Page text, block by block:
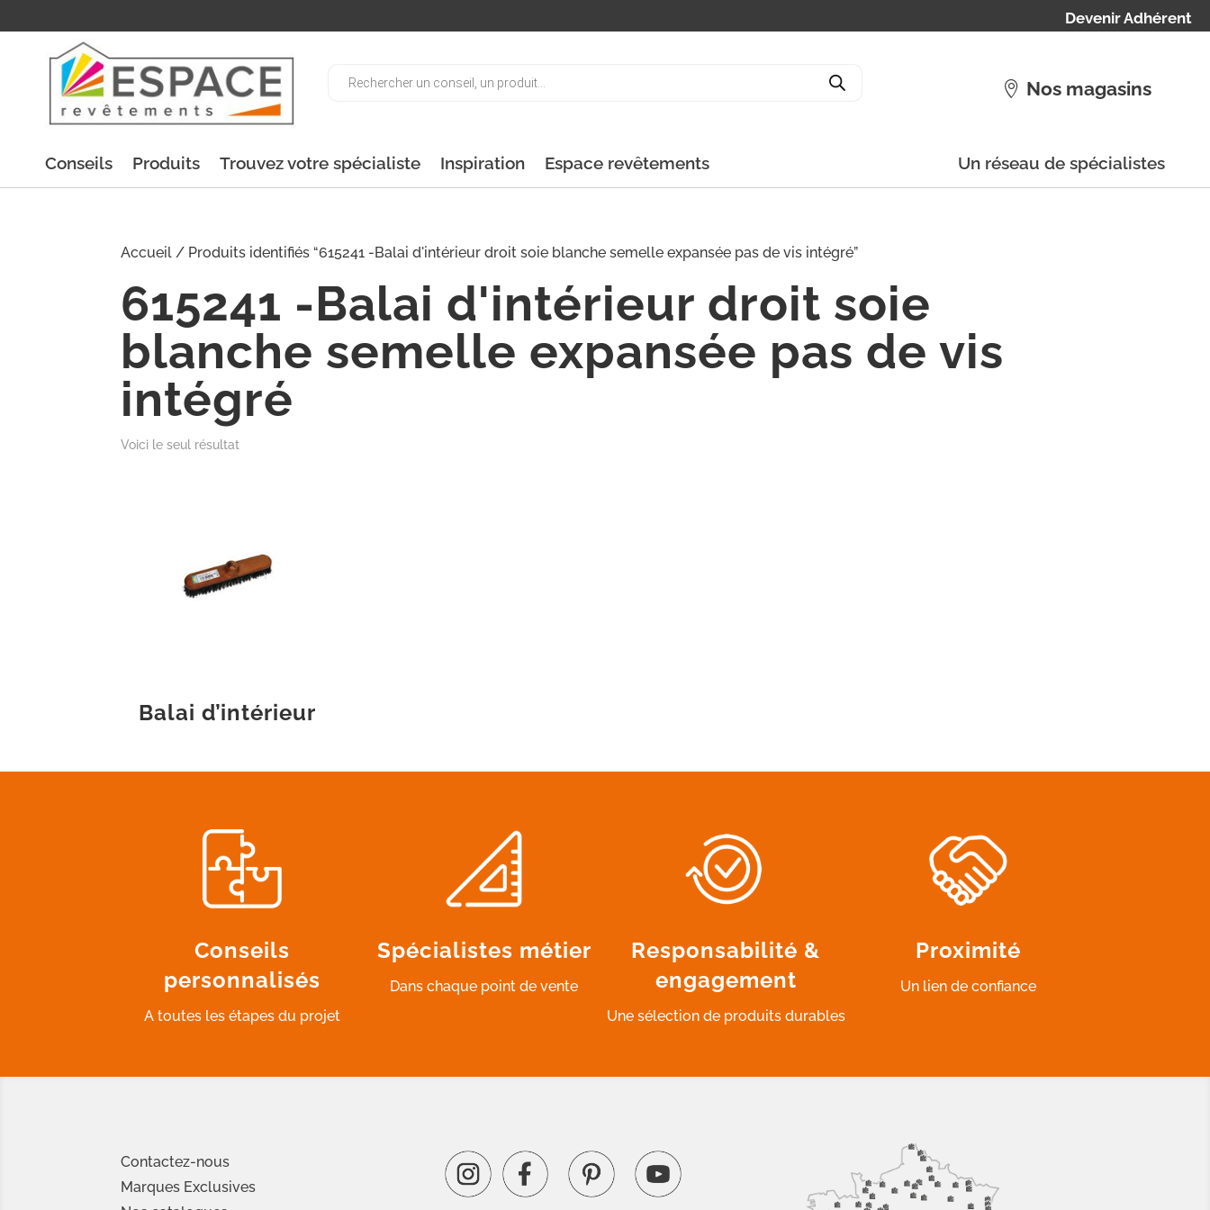
Devenir Adhérent
Nos magasins
Conseils Produits Trouvez votre spécialiste Inspiration Espace revêtements Un réseau de spécialistes
Accueil / Produits identifiés “615241 -Balai d'intérieur droit soie blanche semelle expansée pas de vis intégré”
615241 -Balai d'intérieur droit soie
blanche semelle expansée pas de vis
intégré
Voici le seul résultat
Balai d’intérieur
Conseils
personnalisés
A toutes les étapes du projet
Spécialistes métier
Dans chaque point de vente
Responsabilité &
engagement
Une sélection de produits durables
Proximité
Un lien de confiance
Contactez-nous
Marques Exclusives